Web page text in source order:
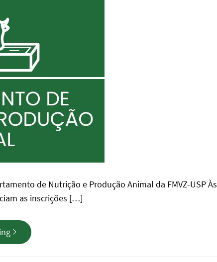
de Nutrição e Produção Animal da FMVZ-USP Às
as inscrições […]